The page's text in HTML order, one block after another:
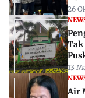
26
Tak
13
Air